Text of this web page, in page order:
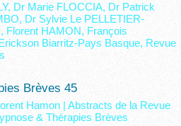
, Dr Marie FLOCCIA, Dr Patrick
, Dr Sylvie Le PELLETIER-
, Florent HAMON, François
Biarritz-Pays Basque, Revue
Brèves 45
Hamon |Abstracts de la Revue
& Thérapies Brèves